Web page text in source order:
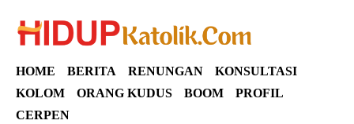
HOME BERITA RENUNGAN
KONSULTASI
KOLOM
ORANG KUDUS BOOM
PROFIL
CERPEN